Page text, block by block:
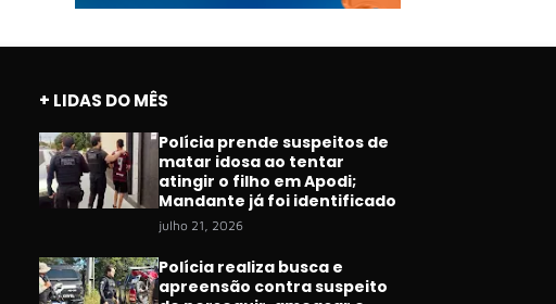
+ LIDAS DO MÊS
Polícia prende suspeitos de
matar idosa ao tentar
atingir o filho em Apodi;
Mandante já foi identificado
julho 21, 2026
Polícia realiza busca e
apreensão contra suspeito